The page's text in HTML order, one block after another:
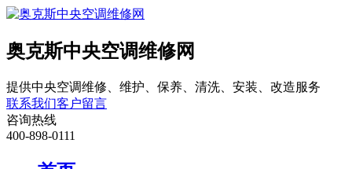
奥克斯中央空调维修网
提供中央空调维修、维护、保养、清洗、安装、改造服务
联系我们客户留言
咨询热线
400-898-0111